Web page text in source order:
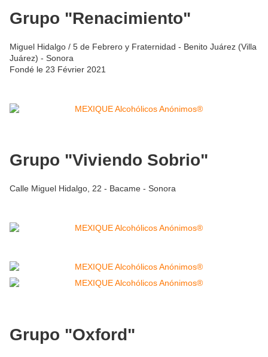
Grupo "Renacimiento"
Miguel Hidalgo / 5 de Febrero y Fraternidad - Benito Juárez (Villa
Juárez) - Sonora
Fondé le 23 Février 2021
Grupo "Viviendo Sobrio"
Calle Miguel Hidalgo, 22 - Bacame - Sonora
Grupo "Oxford"